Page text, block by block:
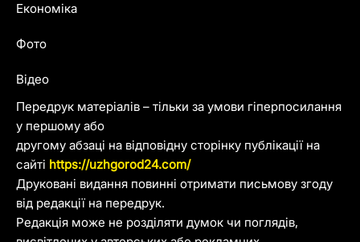
Передрук матеріалів – тільки за умови гіперпосилання
у першому або
другому абзаці на відповідну сторінку публікації на
сайті https://uzhgorod24.com/
Друковані видання повинні отримати письмову згоду
від редакції на передрук.
Редакція може не розділяти думок чи поглядів,
Економіка
Фото
Відео